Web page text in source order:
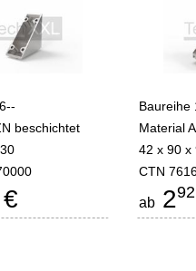
beschichtet
€
Baureihe
Material
42 x 90 x
CTN
ab 292